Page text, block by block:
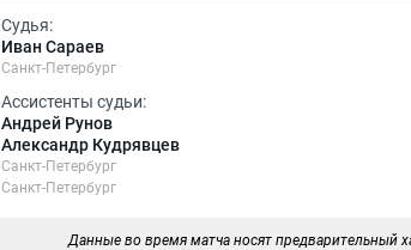
Судья:
Иван Сараев
Санкт-Петербург
Ассистенты судьи:
Андрей Рунов
Александр Кудрявцев
Санкт-Петербург
Санкт-Петербург
Данные во время матча носят предварительный